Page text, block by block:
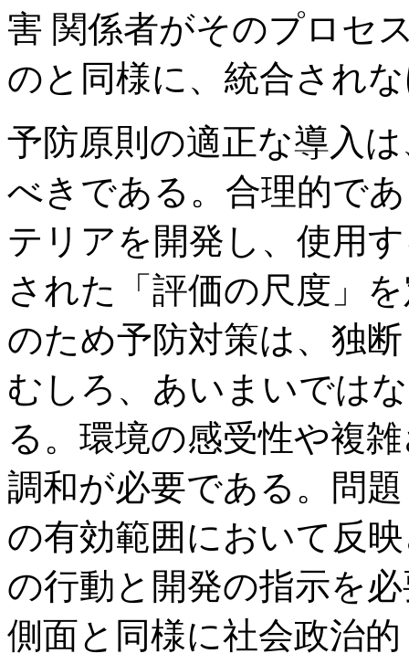
害 関係者がそのプロセ
のと同様に、統合され
予防原則の適正な導入
べきである。合理的で
テリアを開発し、使用
された「評価の尺度」
のため予防対策は、独
むしろ、あいまいでは
る。環境の感受性や複
調和が必要である。問
の有効範囲において反
の行動と開発の指示を
側面と同様に社会政治